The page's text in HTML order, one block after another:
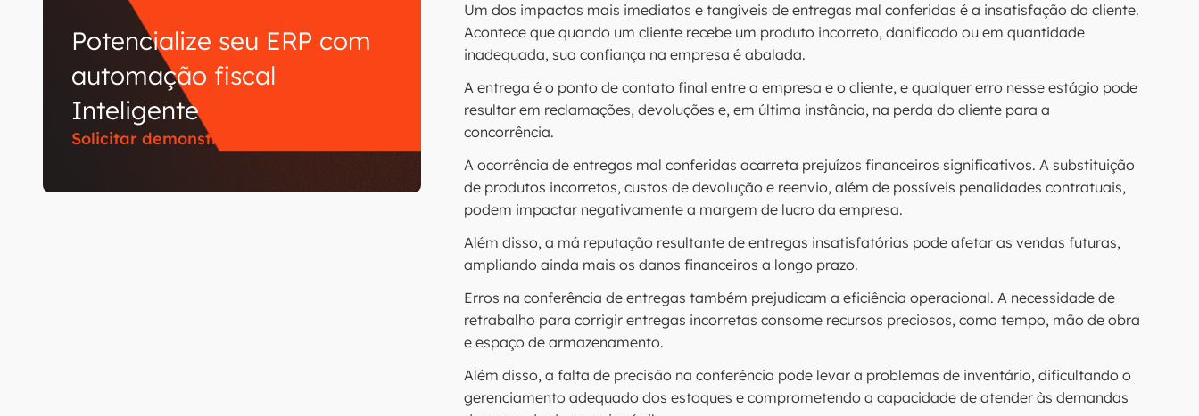
Potencialize seu ERP com
automação fiscal
Inteligente
Solicitar demonstração
Um dos impactos mais imediatos e tangíveis de entregas mal conferidas é a insatisfação do cliente.
Acontece que quando um cliente recebe um produto incorreto, danificado ou em quantidade
inadequada, sua confiança na empresa é abalada.
A entrega é o ponto de contato final entre a empresa e o cliente, e qualquer erro nesse estágio pode
resultar em reclamações, devoluções e, em última instância, na perda do cliente para a
concorrência.
A ocorrência de entregas mal conferidas acarreta prejuízos financeiros significativos. A substituição
de produtos incorretos, custos de devolução e reenvio, além de possíveis penalidades contratuais,
podem impactar negativamente a margem de lucro da empresa.
Além disso, a má reputação resultante de entregas insatisfatórias pode afetar as vendas futuras,
ampliando ainda mais os danos financeiros a longo prazo.
Erros na conferência de entregas também prejudicam a eficiência operacional. A necessidade de
retrabalho para corrigir entregas incorretas consome recursos preciosos, como tempo, mão de obra
e espaço de armazenamento.
Além disso, a falta de precisão na conferência pode levar a problemas de inventário, dificultando o
gerenciamento adequado dos estoques e comprometendo a capacidade de atender às demandas